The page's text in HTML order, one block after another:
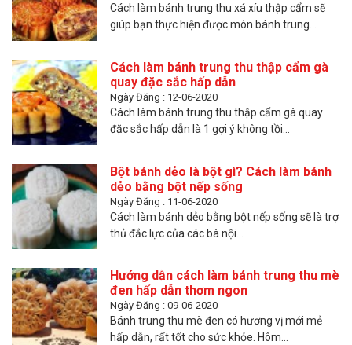
Cách làm bánh trung thu xá xíu thập cẩm sẽ
giúp bạn thực hiện được món bánh trung...
Cách làm bánh trung thu thập cẩm gà
quay đặc sắc hấp dẫn
Ngày Đăng : 12-06-2020
Cách làm bánh trung thu thập cẩm gà quay
đặc sắc hấp dẫn là 1 gợi ý không tồi...
Bột bánh dẻo là bột gì? Cách làm bánh
dẻo bằng bột nếp sống
Ngày Đăng : 11-06-2020
Cách làm bánh dẻo bằng bột nếp sống sẽ là trợ
thủ đắc lực của các bà nội...
Hướng dẫn cách làm bánh trung thu mè
đen hấp dẫn thơm ngon
Ngày Đăng : 09-06-2020
Bánh trung thu mè đen có hương vị mới mẻ
hấp dẫn, rất tốt cho sức khỏe. Hôm...